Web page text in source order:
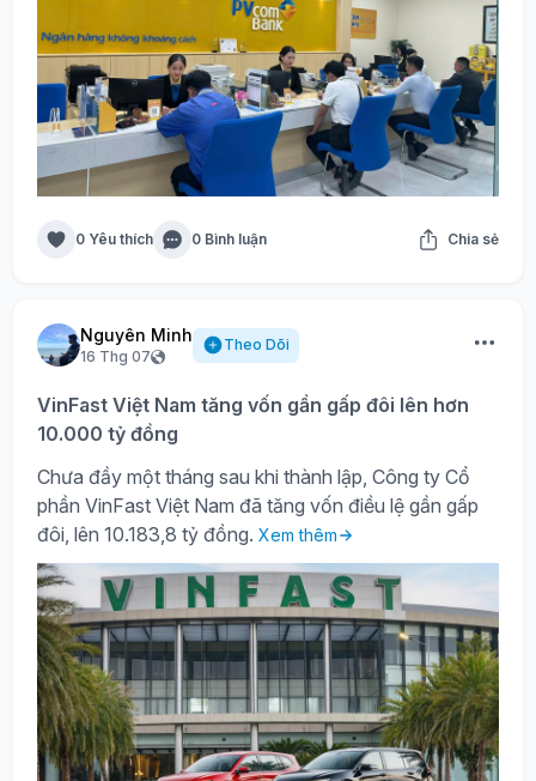
0 Yêu thích 0 Bình luận Chia sẻ
Nguyên Minh
16 Thg 07
Theo Dõi
VinFast Việt Nam tăng vốn gần gấp đôi lên hơn
10.000 tỷ đồng
Chưa đầy một tháng sau khi thành lập, Công ty Cổ
phần VinFast Việt Nam đã tăng vốn điều lệ gần gấp
đôi, lên 10.183,8 tỷ đồng. Xem thêm